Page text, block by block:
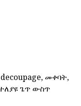
መቀባት,
ጌጥ ውስጥ